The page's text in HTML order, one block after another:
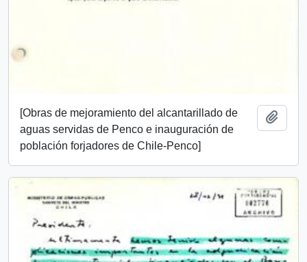
[Obras de mejoramiento del alcantarillado de
aguas servidas de Penco e inauguración de
población forjadores de Chile-Penco]